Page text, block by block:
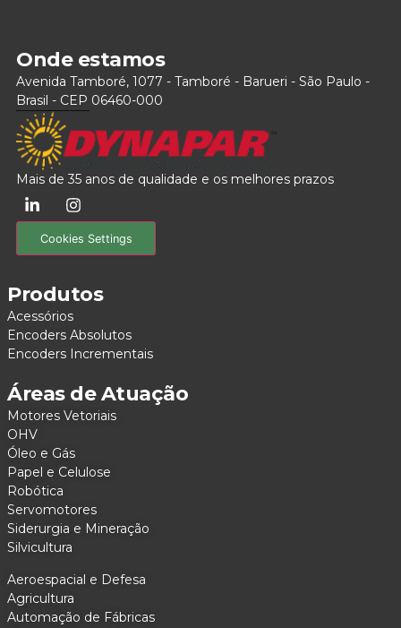
Onde estamos
Avenida Tamboré, 1077 - Tamboré - Barueri - São Paulo -
Brasil - CEP 06460-000
Mais de 35 anos de qualidade e os melhores prazos
Cookies Settings
Produtos
Acessórios
Encoders Absolutos
Encoders Incrementais
Áreas de Atuação
Motores Vetoriais
OHV
Óleo e Gás
Papel e Celulose
Robótica
Servomotores
Siderurgia e Mineração
Silvicultura
Aeroespacial e Defesa
Agricultura
Automação de Fábricas